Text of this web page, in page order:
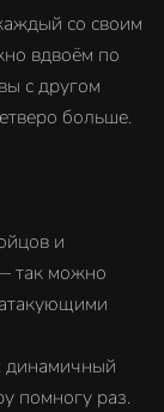
со своим
вдвоём по
с другом
больше.
и
так можно
помногу раз.